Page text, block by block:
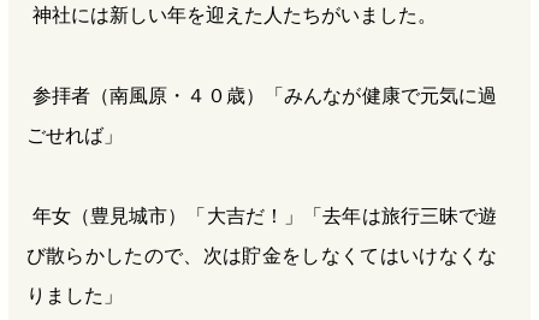
神社には新しい年を迎えた人たちがいました。
参拝者（南風原・４０歳）「みんなが健康で元気に過
ごせれば」
年女（豊見城市）「大吉だ！」「去年は旅行三昧で遊
び散らかしたので、次は貯金をしなくてはいけなくな
りました」